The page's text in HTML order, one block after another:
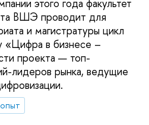
этого года факультет
ВШЭ проводит для
и магистратуры цикл
«Цифра в бизнесе –
проекта — топ-
лидеров рынка, ведущие